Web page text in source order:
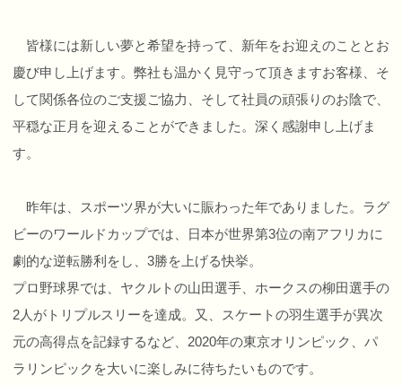
皆様には新しい夢と希望を持って、新年をお迎えのこととお
慶び申し上げます。弊社も温かく見守って頂きますお客様、そ
して関係各位のご支援ご協力、そして社員の頑張りのお陰で、
平穏な正月を迎えることができました。深く感謝申し上げま
す。
昨年は、スポーツ界が大いに賑わった年でありました。ラグ
ビーのワールドカップでは、日本が世界第3位の南アフリカに
劇的な逆転勝利をし、3勝を上げる快挙。
プロ野球界では、ヤクルトの山田選手、ホークスの柳田選手の
2人がトリプルスリーを達成。又、スケートの羽生選手が異次
元の高得点を記録するなど、2020年の東京オリンピック、パ
ラリンピックを大いに楽しみに待ちたいものです。